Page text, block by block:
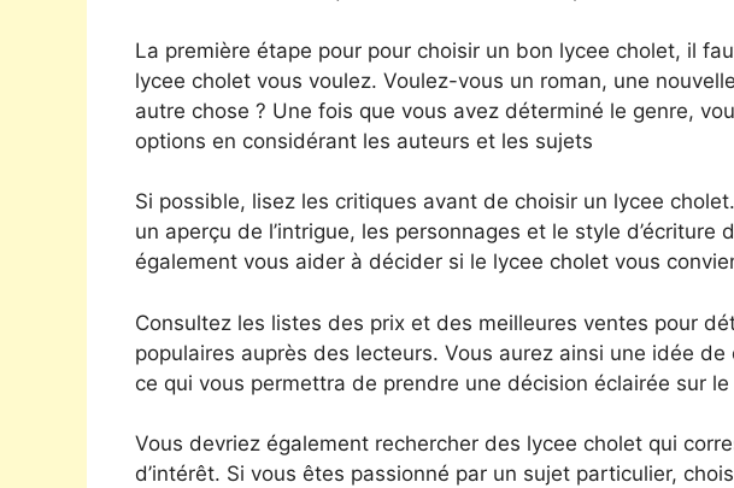
La première étape pour pour choisir un bon lycee cholet, il
lycee cholet vous voulez. Voulez-vous un roman, une
autre chose ? Une fois que vous avez déterminé le genre,
options en considérant les auteurs et les sujets
Si possible, lisez les critiques avant de choisir un lycee
un aperçu de l’intrigue, les personnages et le style d’écriture
également vous aider à décider si le lycee cholet vous
Consultez les listes des prix et des meilleures ventes pour
populaires auprès des lecteurs. Vous aurez ainsi une idée
ce qui vous permettra de prendre une décision éclairée sur
Vous devriez également rechercher des lycee cholet qui
d’intérêt. Si vous êtes passionné par un sujet particulier,